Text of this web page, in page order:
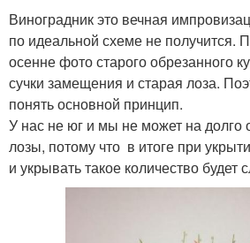
Виноградник это вечная
по идеальной схеме не получится.
осенне фото старого обрезанного
сучки замещения и старая лоза.
понять основной принцип.
У нас не юг и мы не может на долго
лозы, потому что в итоге при
и укрывать такое количество будет